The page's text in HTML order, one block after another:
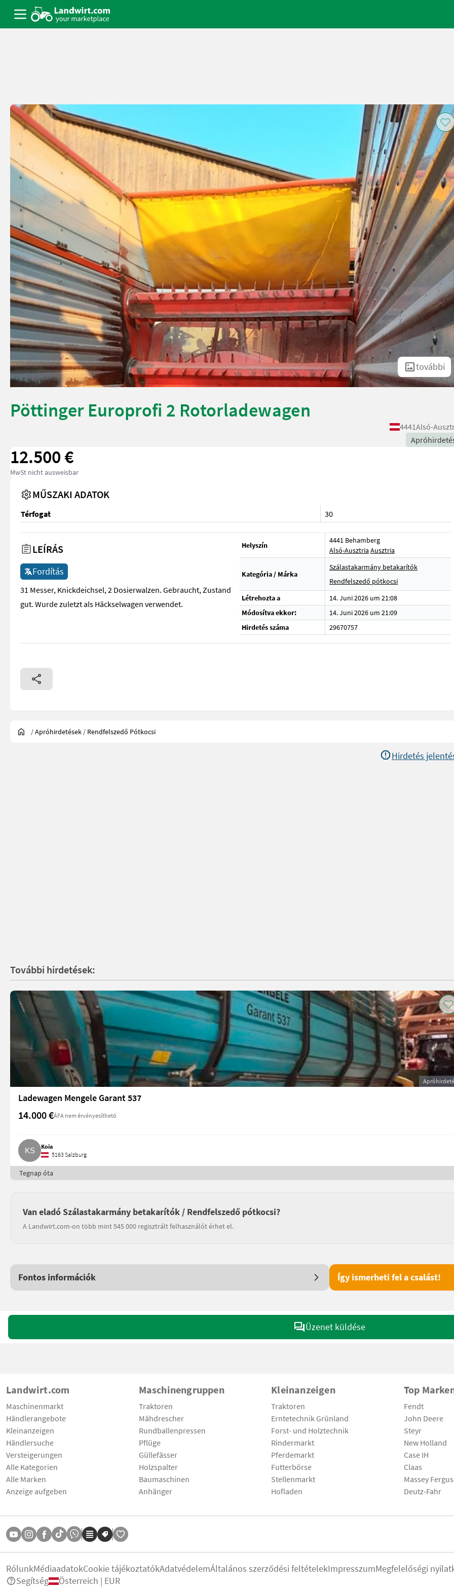
további
Pöttinger Europrofi 2 Rotorladewagen
4441Alsó-
12.500 €
MwSt nicht ausweisbar
MŰSZAKI ADATOK
Térfogat 30
LEÍRÁS
Fordítás
31 Messer, Knickdeichsel, 2 Dosierwalzen. Gebraucht, Zustand
gut. Wurde zuletzt als Häckselwagen verwendet.
Helyszín
4441 Behamberg
Alsó-Ausztria Ausztria
Kategória / Márka
Szálastakarmány betakarítók
Rendfelszedő pótkocsi
Létrehozta a
14. Juni 2026 um 21:08
Módosítva ekkor:
14. Juni 2026 um 21:09
Hirdetés száma
29670757
/Apróhirdetések / Rendfelszedő Pótkocsi
Hirdetés
További hirdetések:
Ladewagen Mengele Garant 537
14.000 €ÁFA nem érvényesíthető
Koia
5163 Salzburg
Tegnap óta
Van eladó Szálastakarmány betakarítók / Rendfelszedő pótkocsi?
A Landwirt.com-on több mint 545 000 regisztrált felhasználót érhet el.
Fontos információk Így ismerheti fel a csalást!
Üzenet küldése
Landwirt.com
Maschinenmarkt
Händlerangebote
Kleinanzeigen
Händlersuche
Versteigerungen
Alle Kategorien
Alle Marken
Anzeige aufgeben
Maschinengruppen
Traktoren
Mähdrescher
Rundballenpressen
Pflüge
Güllefässer
Holzspalter
Baumaschinen
Anhänger
Kleinanzeigen
Traktoren
Erntetechnik Grünland
Forst- und Holztechnik
Rindermarkt
Pferdemarkt
Futterbörse
Stellenmarkt
Hofladen
Top
Fendt
John Deere
Steyr
New Holland
Case IH
Claas
Massey
Deutz-Fahr
RólunkMédiaadatokCookie tájékoztatókAdatvédelemÁltalános szerződési feltételekImpresszumMegfelelőségi
Segítség
Österreich | EUR